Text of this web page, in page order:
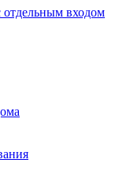
отдельным входом